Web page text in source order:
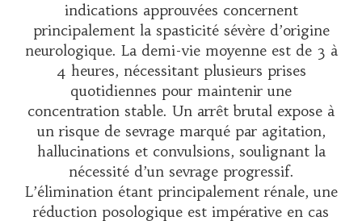
indications approuvées concernent
principalement la spasticité sévère d’origine
neurologique. La demi-vie moyenne est de 3 à
4 heures, nécessitant plusieurs prises
quotidiennes pour maintenir une
concentration stable. Un arrêt brutal expose à
un risque de sevrage marqué par agitation,
hallucinations et convulsions, soulignant la
nécessité d’un sevrage progressif.
L’élimination étant principalement rénale, une
réduction posologique est impérative en cas